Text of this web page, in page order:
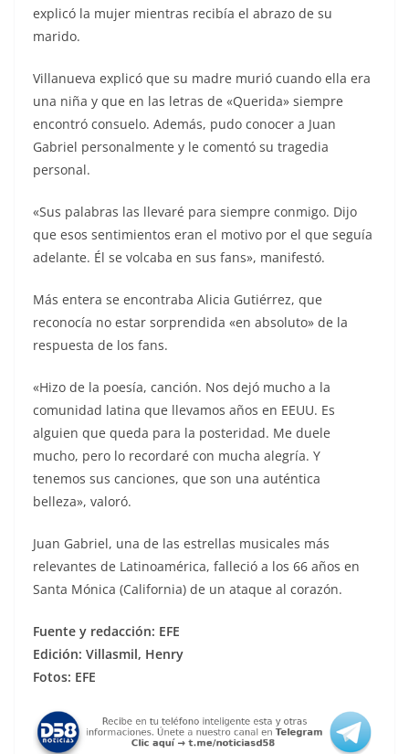
explicó la mujer mientras recibía el abrazo de su
marido.
Villanueva explicó que su madre murió cuando ella era
una niña y que en las letras de «Querida» siempre
encontró consuelo. Además, pudo conocer a Juan
Gabriel personalmente y le comentó su tragedia
personal.
«Sus palabras las llevaré para siempre conmigo. Dijo
que esos sentimientos eran el motivo por el que seguía
adelante. Él se volcaba en sus fans», manifestó.
Más entera se encontraba Alicia Gutiérrez, que
reconocía no estar sorprendida «en absoluto» de la
respuesta de los fans.
«Hizo de la poesía, canción. Nos dejó mucho a la
comunidad latina que llevamos años en EEUU. Es
alguien que queda para la posteridad. Me duele
mucho, pero lo recordaré con mucha alegría. Y
tenemos sus canciones, que son una auténtica
belleza», valoró.
Juan Gabriel, una de las estrellas musicales más
relevantes de Latinoamérica, falleció a los 66 años en
Santa Mónica (California) de un ataque al corazón.
Fuente y redacción: EFE
Edición: Villasmil, Henry
Fotos: EFE